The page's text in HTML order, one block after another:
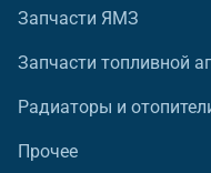
Запчасти ЯМЗ
Запчасти топливной
Радиаторы и
Прочее